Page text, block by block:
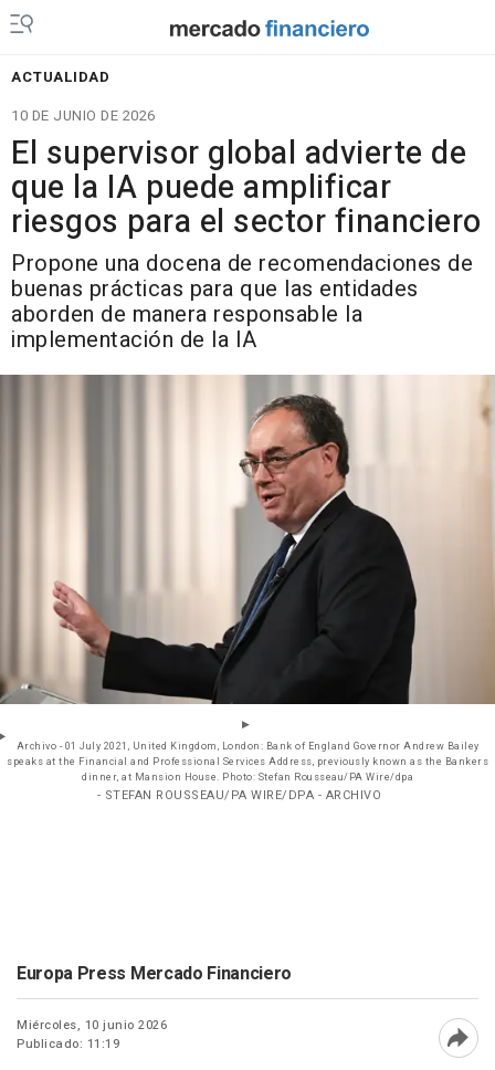
ACTUALIDAD
10 DE JUNIO DE 2026
El supervisor global advierte de
que la IA puede amplificar
riesgos para el sector financiero
Propone una docena de recomendaciones de
buenas prácticas para que las entidades
aborden de manera responsable la
implementación de la IA
Archivo - 01 July 2021, United Kingdom, London: Bank of England Governor Andrew Bailey
speaks at the Financial and Professional Services Address, previously known as the Bankers
dinner, at Mansion House. Photo: Stefan Rousseau/PA Wire/dpa
- STEFAN ROUSSEAU/PA WIRE/DPA - ARCHIVO
Europa Press Mercado Financiero
Miércoles, 10 junio 2026
Publicado: 11:19